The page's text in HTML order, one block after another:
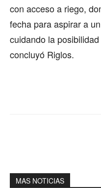
con acceso a riego,
fecha para aspirar a
cuidando la
concluyó Riglos.
MAS NOTICIAS